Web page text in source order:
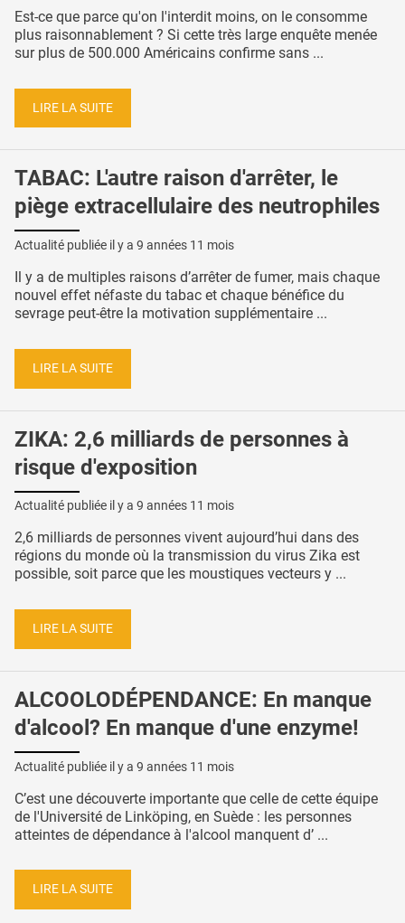
Est-ce que parce qu'on l'interdit moins, on le consomme
plus raisonnablement ? Si cette très large enquête menée
sur plus de 500.000 Américains confirme sans ...
LIRE LA SUITE
TABAC: L'autre raison d'arrêter, le
piège extracellulaire des neutrophiles
Actualité publiée il y a 9 années 11 mois
Il y a de multiples raisons d’arrêter de fumer, mais chaque
nouvel effet néfaste du tabac et chaque bénéfice du
sevrage peut-être la motivation supplémentaire ...
LIRE LA SUITE
ZIKA: 2,6 milliards de personnes à
risque d'exposition
Actualité publiée il y a 9 années 11 mois
2,6 milliards de personnes vivent aujourd’hui dans des
régions du monde où la transmission du virus Zika est
possible, soit parce que les moustiques vecteurs y ...
LIRE LA SUITE
ALCOOLODÉPENDANCE: En manque
d'alcool? En manque d'une enzyme!
Actualité publiée il y a 9 années 11 mois
C’est une découverte importante que celle de cette équipe
de l'Université de Linköping, en Suède : les personnes
atteintes de dépendance à l'alcool manquent d’ ...
LIRE LA SUITE